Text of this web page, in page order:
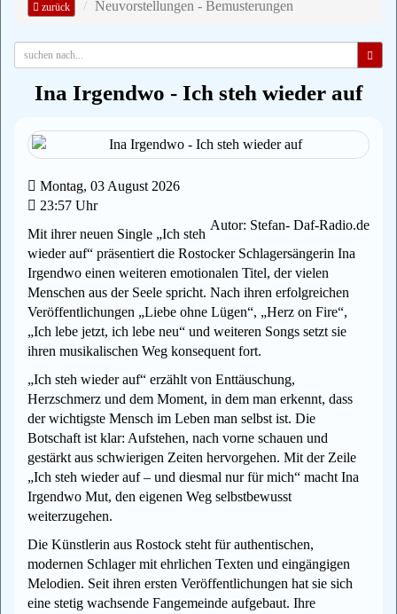
zurück Neuvorstellungen - Bemusterungen
Ina Irgendwo - Ich steh wieder auf
Montag, 03 August 2026
23:57 Uhr
Autor: Stefan- Daf-Radio.de
Mit ihrer neuen Single „Ich steh
wieder auf“ präsentiert die Rostocker Schlagersängerin Ina
Irgendwo einen weiteren emotionalen Titel, der vielen
Menschen aus der Seele spricht. Nach ihren erfolgreichen
Veröffentlichungen „Liebe ohne Lügen“, „Herz on Fire“,
„Ich lebe jetzt, ich lebe neu“ und weiteren Songs setzt sie
ihren musikalischen Weg konsequent fort.
„Ich steh wieder auf“ erzählt von Enttäuschung,
Herzschmerz und dem Moment, in dem man erkennt, dass
der wichtigste Mensch im Leben man selbst ist. Die
Botschaft ist klar: Aufstehen, nach vorne schauen und
gestärkt aus schwierigen Zeiten hervorgehen. Mit der Zeile
„Ich steh wieder auf – und diesmal nur für mich“ macht Ina
Irgendwo Mut, den eigenen Weg selbstbewusst
weiterzugehen.
Die Künstlerin aus Rostock steht für authentischen,
modernen Schlager mit ehrlichen Texten und eingängigen
Melodien. Seit ihren ersten Veröffentlichungen hat sie sich
eine stetig wachsende Fangemeinde aufgebaut. Ihre